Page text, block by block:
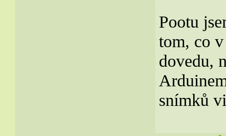
Pootu
tom, co
dovedu,
snímků